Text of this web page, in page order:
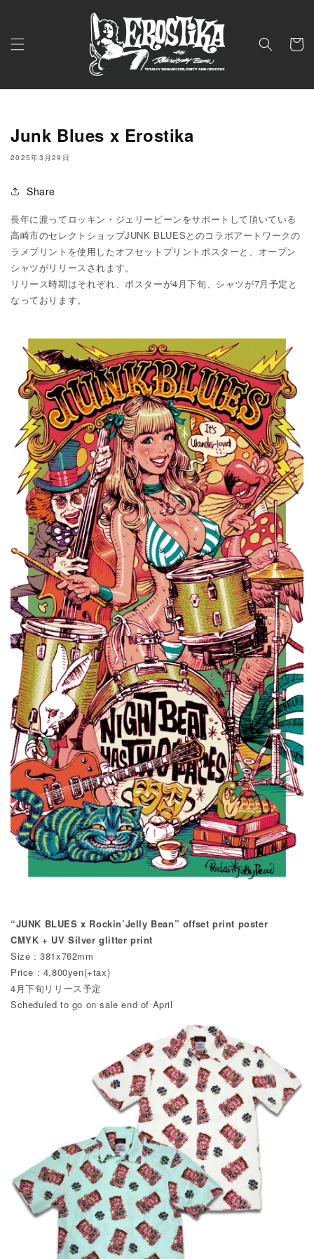
ー
Junk Blues x Erostika
2025年3月29日
Share
長年に渡ってロッキン・ジェリービーンをサポートして頂いている
高崎市のセレクトショップJUNK BLUESとのコラボアートワークの
ラメプリントを使用したオフセットプリントポスターと、オープン
シャツがリリースされます。
リリース時期はそれぞれ、ポスターが4月下旬、シャツが7月予定と
なっております。
“JUNK BLUES x Rockin’Jelly Bean” offset print poster
CMYK + UV Silver glitter print
Size : 381x762mm
Price : 4,800yen(+tax)
4月下旬リリース予定
Scheduled to go on sale end of April